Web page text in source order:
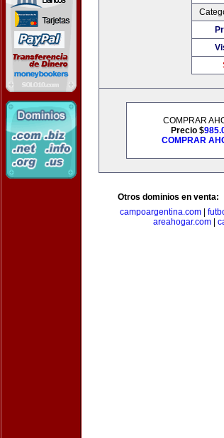
COMPRAR
Precio $
COMPRAR
Otros dominios en venta:
campoargentina.com|
areahogar.com|